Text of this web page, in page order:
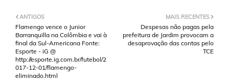
MAIS RECENTES
Despesas não pagas pela
prefeitura de Jardim provocam a
desaprovação das contas pelo
TCE
ANTIGOS
Flamengo vence o Junior
Barranquilla na Colômbia e vai à
final da Sul-Americana Fonte:
Esporte - iG @
http://esporte.ig.com.br/futebol/2
017-12-01/flamengo-
eliminado.html